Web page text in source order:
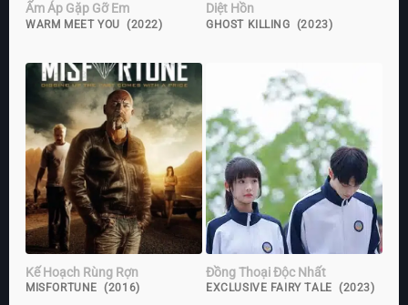
Ấm Áp Gặp Gỡ Em
WARM MEET YOU (2022)
Diệt Hồn
GHOST KILLING (2023)
Kế Hoạch Rùng Rợn
MISFORTUNE (2016)
Đồng Thoại Độc Nhất
EXCLUSIVE FAIRY TALE (2023)